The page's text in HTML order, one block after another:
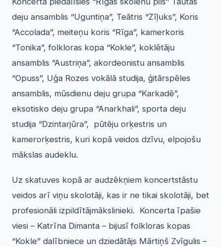
deju ansamblis “Uguntiņa”, Teātris “Zīļuks”, Koris
“Accolada”, meiteņu koris “Rīga”, kamerkoris
“Tonika”, folkloras kopa “Kokle”, koklētāju
ansamblis “Austriņa”, akordeonistu ansamblis
“Opuss”, Uģa Rozes vokālā studija, ģitārspēles
ansamblis, mūsdienu deju grupa “Karkadē”,
eksotisko deju grupa “Anarkhali”, sporta deju
studija “Dzintarjūra”, pūtēju orķestris un
kamerorķestris, kuri kopā veidos dzīvu, elpojošu
mākslas audeklu.
Uz skatuves kopā ar audzēkņiem koncertstāstu
veidos arī viņu skolotāji, kas ir ne tikai skolotāji, bet
profesionāli izpildītājmākslinieki. Koncerta īpašie
viesi – Katrīna Dimanta – bijusī folkloras kopas
“Kokle” dalībniece un dziedātājs Mārtiņš Zvīgulis –